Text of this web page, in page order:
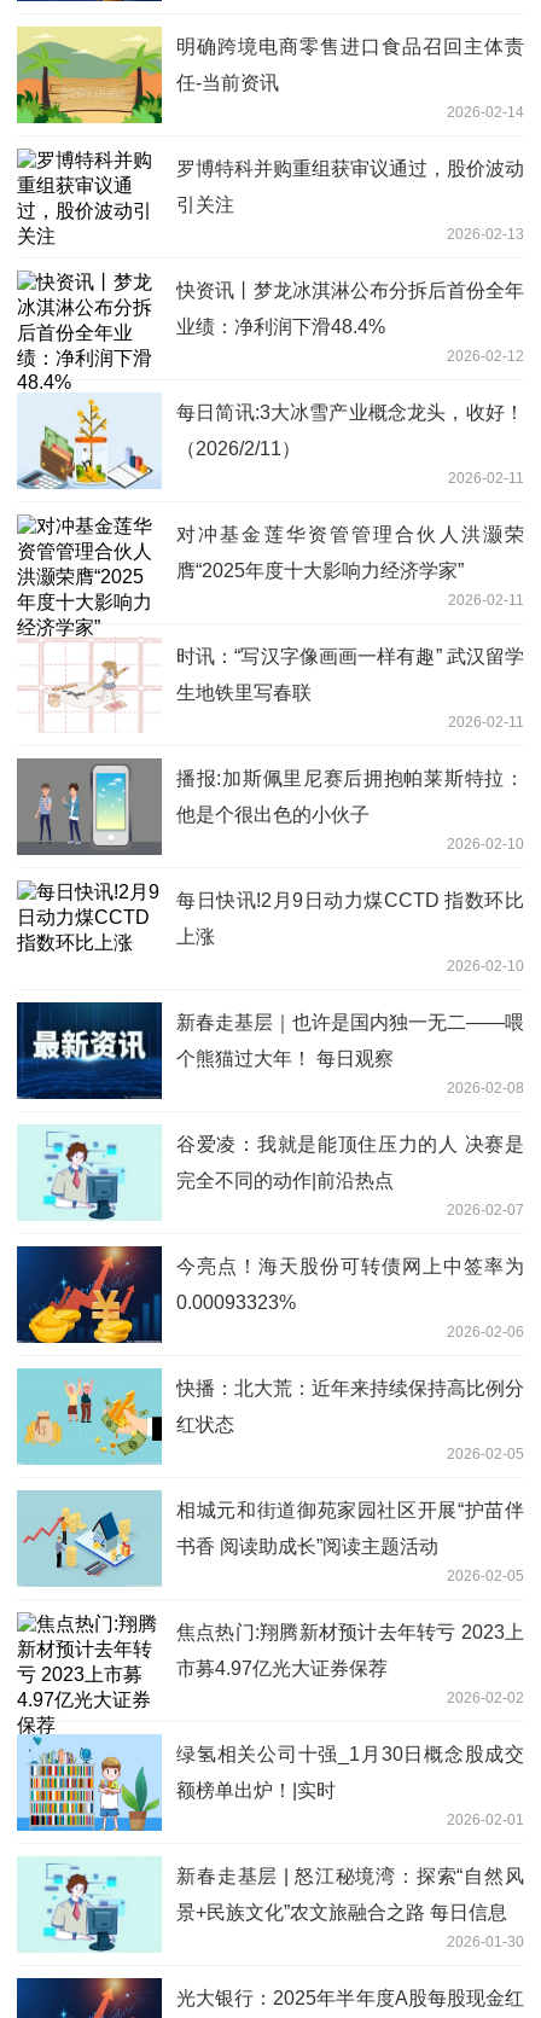
明确跨境电商零售进口食品召回主体责
任-当前资讯
2026-02-14
罗博特科并购重组获审议通过，股价波动
引关注
2026-02-13
快资讯丨梦龙冰淇淋公布分拆后首份全年
业绩：净利润下滑48.4%
2026-02-12
每日简讯:3大冰雪产业概念龙头，收好！
（2026/2/11）
2026-02-11
对冲基金莲华资管管理合伙人洪灏荣
膺“2025年度十大影响力经济学家”
2026-02-11
时讯：“写汉字像画画一样有趣” 武汉留学
生地铁里写春联
2026-02-11
播报:加斯佩里尼赛后拥抱帕莱斯特拉：
他是个很出色的小伙子
2026-02-10
每日快讯!2月9日动力煤CCTD 指数环比
上涨
2026-02-10
新春走基层｜也许是国内独一无二——喂
个熊猫过大年！ 每日观察
2026-02-08
谷爱凌：我就是能顶住压力的人 决赛是
完全不同的动作|前沿热点
2026-02-07
今亮点！海天股份可转债网上中签率为
0.00093323%
2026-02-06
快播：北大荒：近年来持续保持高比例分
红状态
2026-02-05
相城元和街道御苑家园社区开展“护苗伴
书香 阅读助成长”阅读主题活动
2026-02-05
焦点热门:翔腾新材预计去年转亏 2023上
市募4.97亿光大证券保荐
2026-02-02
绿氢相关公司十强_1月30日概念股成交
额榜单出炉！|实时
2026-02-01
新春走基层 | 怒江秘境湾：探索“自然风
景+民族文化”农文旅融合之路 每日信息
2026-01-30
光大银行：2025年半年度A股每股现金红